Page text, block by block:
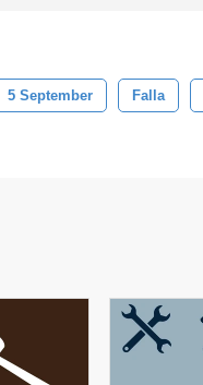
5 September Falla